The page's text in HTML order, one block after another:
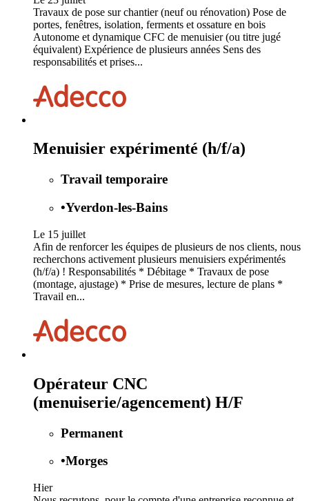
Travaux de pose sur chantier (neuf ou rénovation) Pose de
portes, fenêtres, isolation, ferments et ossature en bois
Autonome et dynamique CFC de menuisier (ou titre jugé
équivalent) Expérience de plusieurs années Sens des
responsabilités et prises...
Menuisier expérimenté (h/f/a)
Travail temporaire
•Yverdon-les-Bains
Le 15 juillet
Afin de renforcer les équipes de plusieurs de nos clients, nous
recherchons activement plusieurs menuisiers expérimentés
(h/f/a) ! Responsabilités * Débitage * Travaux de pose
(montage, ajustage) * Prise de mesures, lecture de plans *
Travail en...
Opérateur CNC
(menuiserie/agencement) H/F
Permanent
•Morges
Hier